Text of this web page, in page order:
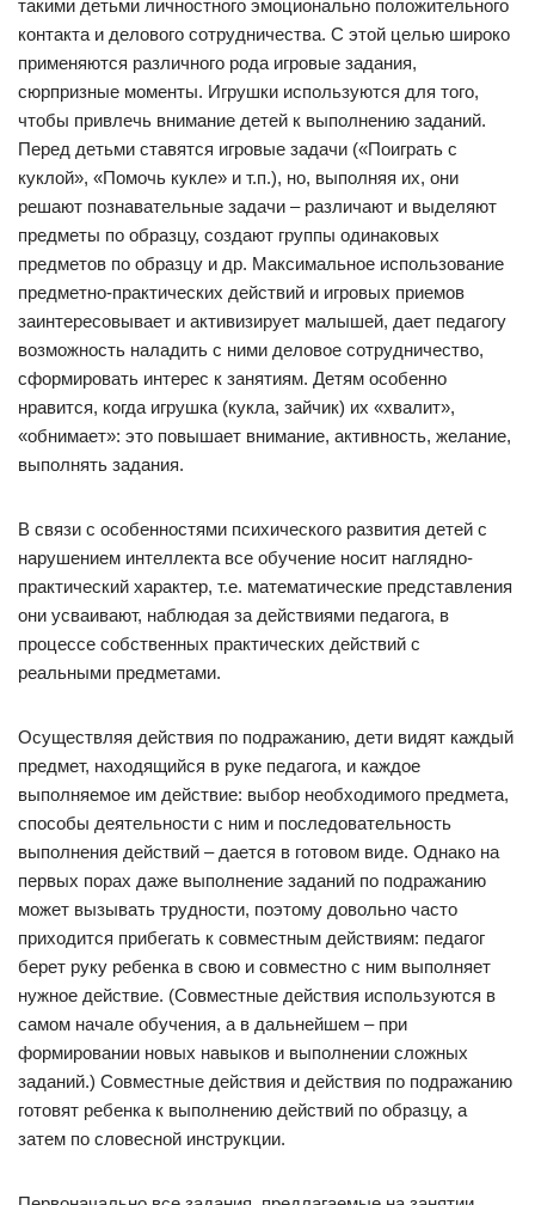
такими детьми личностного эмоционально положительного
контакта и делового сотрудничества. С этой целью широко
применяются различного рода игровые задания,
сюрпризные моменты. Игрушки используются для того,
чтобы привлечь внимание детей к выполнению заданий.
Перед детьми ставятся игровые задачи («Поиграть с
куклой», «Помочь кукле» и т.п.), но, выполняя их, они
решают познавательные задачи – различают и выделяют
предметы по образцу, создают группы одинаковых
предметов по образцу и др. Максимальное использование
предметно-практических действий и игровых приемов
заинтересовывает и активизирует малышей, дает педагогу
возможность наладить с ними деловое сотрудничество,
сформировать интерес к занятиям. Детям особенно
нравится, когда игрушка (кукла, зайчик) их «хвалит»,
«обнимает»: это повышает внимание, активность, желание,
выполнять задания.
В связи с особенностями психического развития детей с
нарушением интеллекта все обучение носит наглядно-
практический характер, т.е. математические представления
они усваивают, наблюдая за действиями педагога, в
процессе собственных практических действий с
реальными предметами.
Осуществляя действия по подражанию, дети видят каждый
предмет, находящийся в руке педагога, и каждое
выполняемое им действие: выбор необходимого предмета,
способы деятельности с ним и последовательность
выполнения действий – дается в готовом виде. Однако на
первых порах даже выполнение заданий по подражанию
может вызывать трудности, поэтому довольно часто
приходится прибегать к совместным действиям: педагог
берет руку ребенка в свою и совместно с ним выполняет
нужное действие. (Совместные действия используются в
самом начале обучения, а в дальнейшем – при
формировании новых навыков и выполнении сложных
заданий.) Совместные действия и действия по подражанию
готовят ребенка к выполнению действий по образцу, а
затем по словесной инструкции.